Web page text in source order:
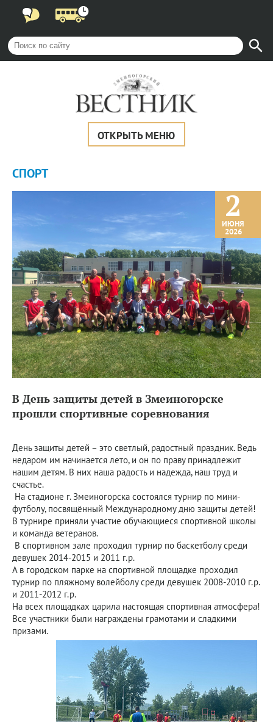
ОТКРЫТЬ МЕНЮ
СПОРТ
2
ИЮНЯ
2026
В День защиты детей в Змеиногорске
прошли спортивные соревнования
День защиты детей – это светлый, радостный праздник. Ведь
недаром им начинается лето, и он по праву принадлежит
нашим детям. В них наша радость и надежда, наш труд и
счастье.
На стадионе г. Змеиногорска состоялся турнир по мини-
футболу, посвящённый Международному дню защиты детей!
В турнире приняли участие обучающиеся спортивной школы
и команда ветеранов.
В спортивном зале проходил турнир по баскетболу среди
девушек 2014-2015 и 2011 г.р.
А в городском парке на спортивной площадке проходил
турнир по пляжному волейболу среди девушек 2008-2010 г.р.
и 2011-2012 г.р.
На всех площадках царила настоящая спортивная атмосфера!
Все участники были награждены грамотами и сладкими
призами.